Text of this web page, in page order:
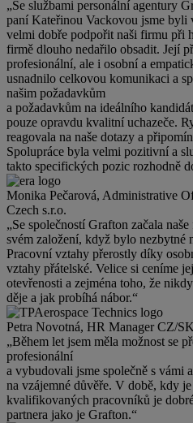
„Se službami personální agentury
paní Kateřinou Vackovou jsme byli
velmi dobře podpořit naši firmu při
firmě dlouho nedařilo obsadit. Její
profesionální, ale i osobní a
usnadnilo celkovou komunikaci a
našim požadavkům
a požadavkům na ideálního
pouze opravdu kvalitní uchazeče.
reagovala na naše dotazy a
Spolupráce byla velmi pozitivní a
takto specifických pozic rozhodně
Monika Pečarová, Administrative
Czech s.r.o.
„Se společností Grafton začala
svém založení, když bylo nezbytné
Pracovní vztahy přerostly díky
vztahy přátelské. Velice si ceníme
otevřenosti a zejména toho, že
děje a jak probíhá nábor.“
Petra Novotná, HR Manager CZ/
„Během let jsem měla možnost se
profesionální
a vybudovali jsme společně s vámi
na vzájemné důvěře. V době, kdy
kvalifikovaných pracovníků je
partnera jako je Grafton.“